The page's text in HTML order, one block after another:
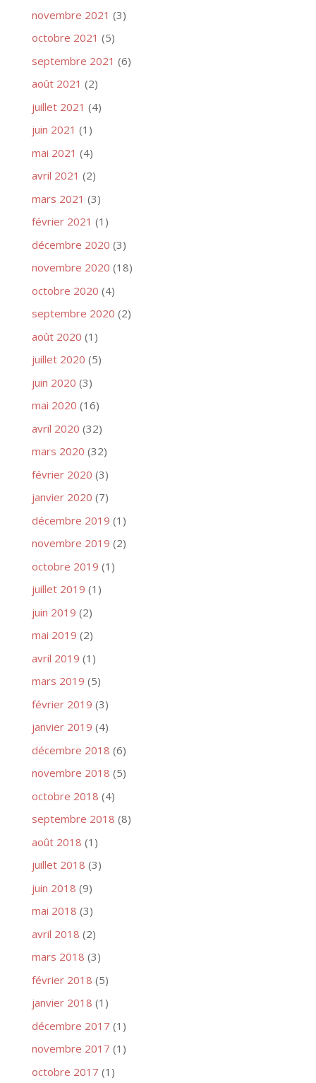
novembre 2021 (3)
octobre 2021 (5)
septembre 2021 (6)
août 2021 (2)
juillet 2021 (4)
juin 2021 (1)
mai 2021 (4)
avril 2021 (2)
mars 2021 (3)
février 2021 (1)
décembre 2020 (3)
novembre 2020 (18)
octobre 2020 (4)
septembre 2020 (2)
août 2020 (1)
juillet 2020 (5)
juin 2020 (3)
mai 2020 (16)
avril 2020 (32)
mars 2020 (32)
février 2020 (3)
janvier 2020 (7)
décembre 2019 (1)
novembre 2019 (2)
octobre 2019 (1)
juillet 2019 (1)
juin 2019 (2)
mai 2019 (2)
avril 2019 (1)
mars 2019 (5)
février 2019 (3)
janvier 2019 (4)
décembre 2018 (6)
novembre 2018 (5)
octobre 2018 (4)
septembre 2018 (8)
août 2018 (1)
juillet 2018 (3)
juin 2018 (9)
mai 2018 (3)
avril 2018 (2)
mars 2018 (3)
février 2018 (5)
janvier 2018 (1)
décembre 2017 (1)
novembre 2017 (1)
octobre 2017 (1)